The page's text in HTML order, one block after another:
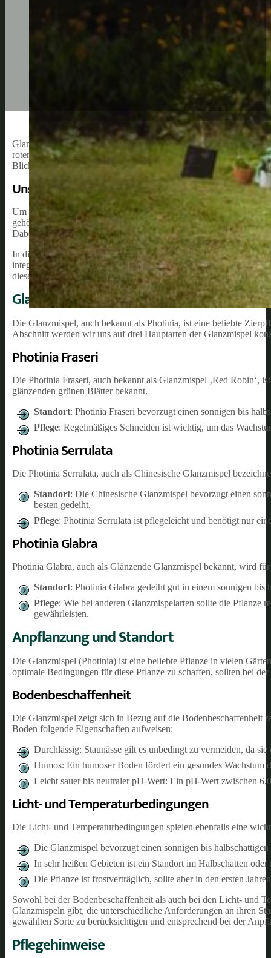
Glanzmispel, auch bekannt als Photinia, ist eine beliebte und
roten Austrieben im Frühjahr, den immergrünen Blättern und den
Blickfang in jedem Garten. Die Pflege dieser Pflanze ist ebenfalls
Unsere Empfehlung:
Um das beste Wachstum und die schönsten Farben der
gehört die Wahl des richtigen Standortes, die Versorgung mit
Dabei sollte insbesondere auf die richtige Bewässerung und den
In diesem Artikel erfährst du alles Wissenswerte über die Pflege
integrieren kannst. Schritt für Schritt wirst du lernen, wie du die
dieser attraktiven und pflegeleichten Pflanze zu haben.
Glanzmispel Pflanzenarten
Die Glanzmispel, auch bekannt als Photinia, ist eine beliebte
Abschnitt werden wir uns auf drei Hauptarten der Glanzmispel
Photinia Fraseri
Die Photinia Fraseri, auch bekannt als Glanzmispel ‚Red Robin‘,
glänzenden grünen Blätter bekannt.
Standort: Photinia Fraseri bevorzugt einen sonnigen bis
Pflege: Regelmäßiges Schneiden ist wichtig, um das
Photinia Serrulata
Die Photinia Serrulata, auch als Chinesische Glanzmispel
Standort: Die Chinesische Glanzmispel bevorzugt einen
besten gedeiht.
Pflege: Photinia Serrulata ist pflegeleicht und benötigt nur
Photinia Glabra
Photinia Glabra, auch als Glänzende Glanzmispel bekannt, wird
Standort: Photinia Glabra gedeiht gut in einem sonnigen
Pflege: Wie bei anderen Glanzmispelarten sollte die Pflanze
gewährleisten.
Anpflanzung und Standort
Die Glanzmispel (Photinia) ist eine beliebte Pflanze in vielen
optimale Bedingungen für diese Pflanze zu schaffen, sollten bei
Bodenbeschaffenheit
Die Glanzmispel zeigt sich in Bezug auf die Bodenbeschaffenheit
Boden folgende Eigenschaften aufweisen:
Durchlässig: Staunässe gilt es unbedingt zu vermeiden, da
Humos: Ein humoser Boden fördert ein gesundes Wachstum
Leicht sauer bis neutraler pH-Wert: Ein pH-Wert zwischen
Licht- und Temperaturbedingungen
Die Licht- und Temperaturbedingungen spielen ebenfalls eine
Die Glanzmispel bevorzugt einen sonnigen bis halbschattigen
In sehr heißen Gebieten ist ein Standort im Halbschatten
Die Pflanze ist frostverträglich, sollte aber in den ersten
Sowohl bei der Bodenbeschaffenheit als auch bei den Licht- und
Glanzmispeln gibt, die unterschiedliche Anforderungen an ihren
gewählten Sorte zu berücksichtigen und entsprechend bei der
Pflegehinweise